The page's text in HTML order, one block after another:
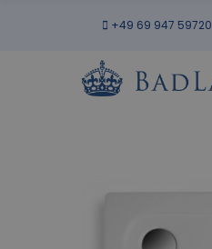
+49 69 947 59720